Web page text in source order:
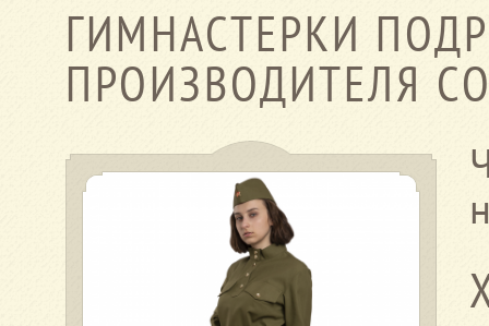
ГИМНАСТЕРКИ
ПРОИЗВОДИТЕЛЯ